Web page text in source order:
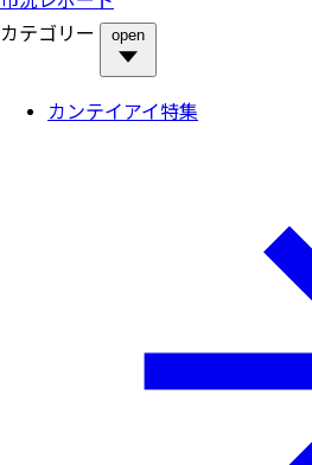
カテゴリー
open
カンテイアイ特集